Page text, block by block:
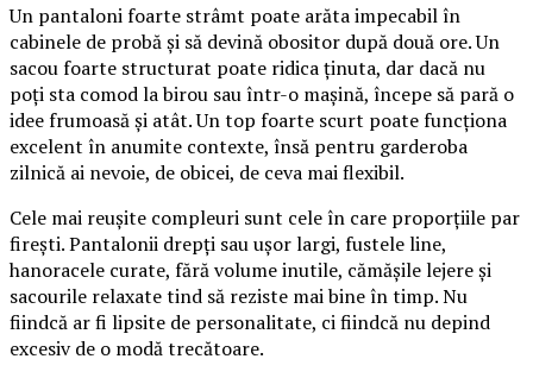
Un pantaloni foarte strâmt poate arăta impecabil în
cabinele de probă și să devină obositor după două ore. Un
sacou foarte structurat poate ridica ținuta, dar dacă nu
poți sta comod la birou sau într-o mașină, începe să pară o
idee frumoasă și atât. Un top foarte scurt poate funcționa
excelent în anumite contexte, însă pentru garderoba
zilnică ai nevoie, de obicei, de ceva mai flexibil.
Cele mai reușite compleuri sunt cele în care proporțiile par
firești. Pantalonii drepți sau ușor largi, fustele line,
hanoracele curate, fără volume inutile, cămășile lejere și
sacourile relaxate tind să reziste mai bine în timp. Nu
fiindcă ar fi lipsite de personalitate, ci fiindcă nu depind
excesiv de o modă trecătoare.